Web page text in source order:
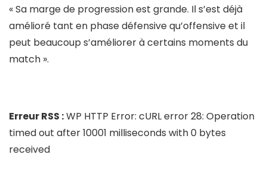
« Sa marge de progression est grande. Il s’est déjà
amélioré tant en phase défensive qu’offensive et il
peut beaucoup s’améliorer à certains moments du
match ».
Erreur RSS :WP HTTP Error: cURL error 28: Operation
timed out after 10001 milliseconds with 0 bytes
received